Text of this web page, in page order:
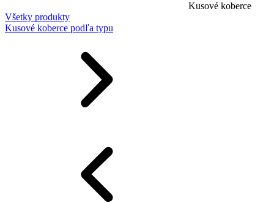
Kusové koberce
Všetky produkty
Kusové koberce podľa typu